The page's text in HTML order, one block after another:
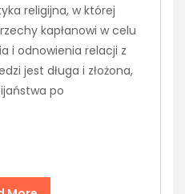
religijna, w której
kapłanowi w celu
i odnowienia relacji z
jest długa i złożona,
po